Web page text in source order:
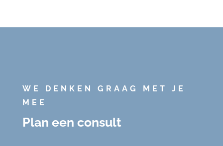
WE DENKEN GRAAG MET JE
MEE
Plan een consult